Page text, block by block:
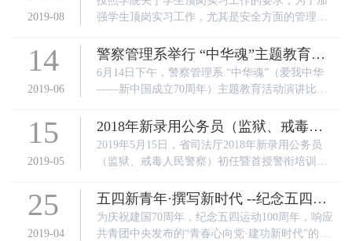
2019-08
强学生顶岗实习工作，尤其是安全方面的管理，2
生大队大队长郑旭诚以及政治辅导员曹凯、莫
蕾、王俊杰前往琴断口监狱、湖北省女子强制戒
毒所及狮子山劳教所，慰问我系2017级实习学
14
2019-06
警察管理系举行 “中华魂”主题教育活
动演讲比赛
6月14日下午，警察管理系 “中华魂”（爱我中华
——新中国成立70周年）主题教育活动演讲比赛
角逐，最终评出1个一等奖、2个二等奖、3个三等
奖、10个优秀奖。院关工委副主任严国红、警察
管理系大队长郑绪诚，院关工委付丽花老师等出
15
2019-05
2018年新录用公务员（监狱、戒毒人
民警察） 初任暨首授警衔培训班圆满
结业
2019年5月15日，省司法厅2018年新录用公务员
（监狱、戒毒人民警察）初任暨首授警衔培训班
期45天的培训，即将奔赴一线岗位。受厅党委书
记、厅长谭先振委托，厅党委委员、政治（警
务）部主任曾群出席结业典礼并讲话。
25
2019-04
五四新青年·撰写新时代 --纪念五四运
动100周年“中国梦·青年责”征文活动
为庆祝建国70周年，纪念五四运动100周年，响应
共青团中央发布的“青春心向党·建功新时代”的主